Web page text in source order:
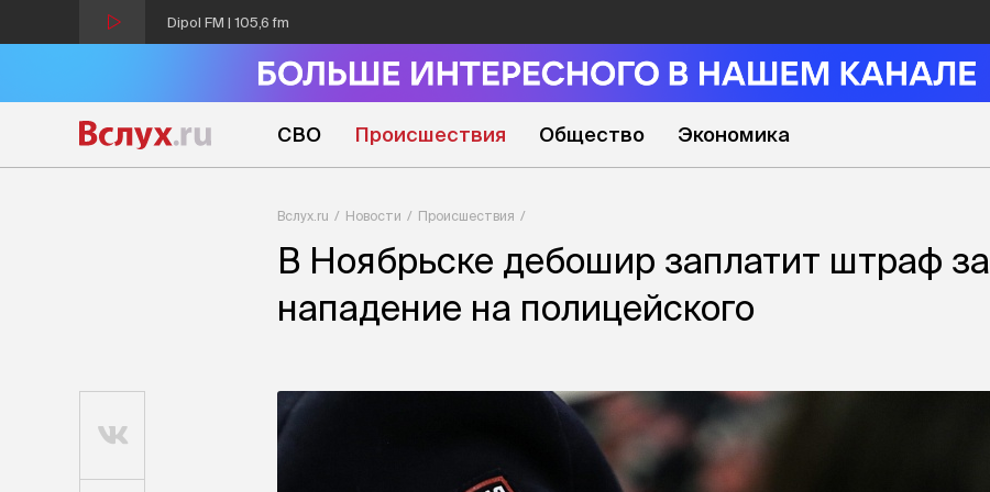
Dipol FM | 105,6 fm
СВО Происшествия Общество Экономика
Вслух.ru Новости Происшествия
В Ноябрьске дебошир заплатит штраф за
нападение на полицейского